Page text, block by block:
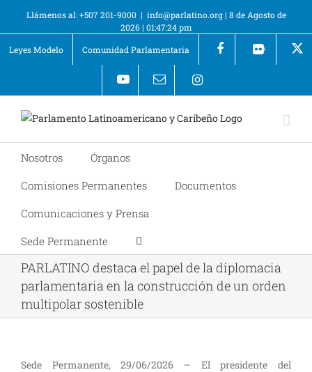
Llámenos al: +507 201-9000 | info@parlatino.org| 8 de Agosto de
2026| 01:47:25 pm
Leyes Modelo
Comunidad Parlamentaria +
Nosotros
Órganos
Comisiones Permanentes
Documentos
Comunicaciones y Prensa
Sede Permanente
PARLATINO destaca el papel de la diplomacia
parlamentaria en la construcción de un orden
multipolar sostenible
Sede Permanente, 29/06/2026 – El presidente del